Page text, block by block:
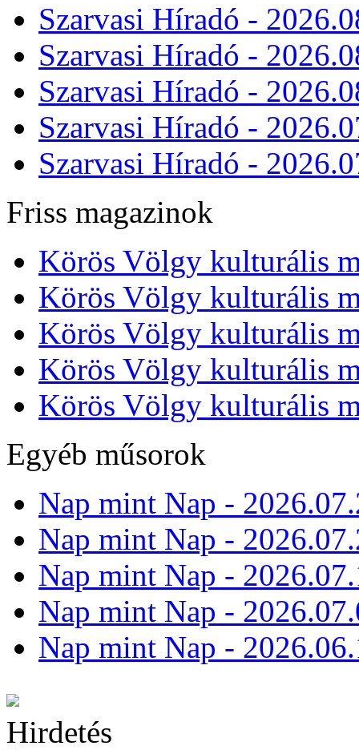
Szarvasi Híradó -
Szarvasi Híradó -
Szarvasi Híradó -
Szarvasi Híradó -
Szarvasi Híradó -
Friss magazinok
Körös Völgy kulturális
Körös Völgy kulturális
Körös Völgy kulturális
Körös Völgy kulturális
Körös Völgy kulturális
Egyéb műsorok
Nap mint Nap -
Nap mint Nap -
Nap mint Nap -
Nap mint Nap -
Nap mint Nap -
Hirdetés